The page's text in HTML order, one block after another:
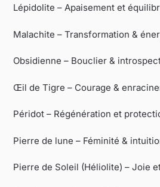
Lépidolite – Apaisement et
Malachite – Transformation &
Obsidienne – Bouclier &
Œil de Tigre – Courage &
Péridot – Régénération et
Pierre de lune – Féminité &
Pierre de Soleil (Héliolite) – Joie